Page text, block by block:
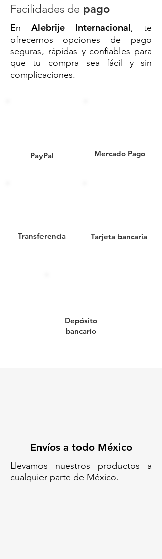
Solución resistente y versátil para
almacenamiento y transporte de
materiales. Fabricada en plástico
de alta calidad, soporta cargas
pesadas y se adapta a condiciones
exigentes. Su diseño apilable y
duradero la convierte en la
510017-CAJA INDUSTRIAL NO.
Facilidades de pago
En Alebrije Internacional, te
ofrecemos opciones de pago
seguras, rápidas y confiables para
que tu compra sea fácil y sin
complicaciones.
PayPal Mercado Pago
Transferencia Tarjeta bancaria
Depósito
bancario
Envíos a todo México
Llevamos nuestros productos a
cualquier parte de México.